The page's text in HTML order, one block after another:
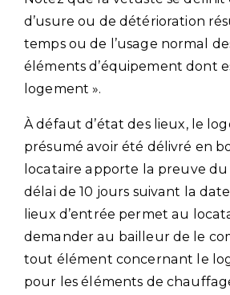
d’usure ou de détérioration
temps ou de l’usage normal
éléments d’équipement dont
logement ».
À défaut d’état des lieux, le
présumé avoir été délivré en
locataire apporte la preuve du
délai de 10 jours suivant la
lieux d’entrée permet au
demander au bailleur de le
tout élément concernant le
pour les éléments de